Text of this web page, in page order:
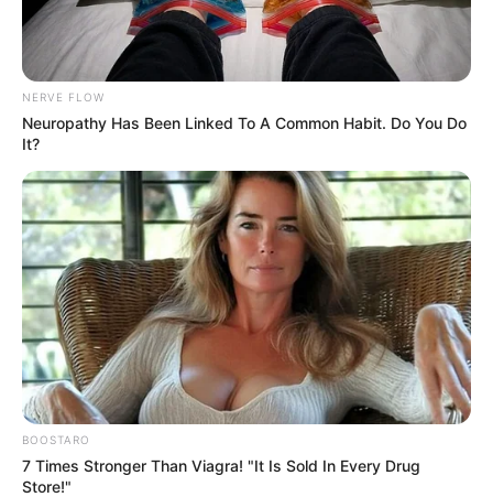
18:40 / 06 Avqust 2026 SİYASƏT
Zaur TikTok-dadır, Rəşad Məcid isə
tarixdə -Turan Etibaroğlu yazır…
228 1 0
NERVE FLOW
Neuropathy Has Been Linked To A Common Habit. Do You Do
It?
BOOSTARO
7 Times Stronger Than Viagra! "It Is Sold In Every Drug
Store!"